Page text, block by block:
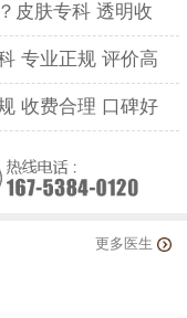
皮肤专科 透明收
专业正规 评价高
收费合理 口碑好
更多医生